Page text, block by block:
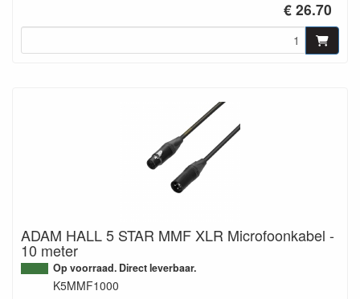
€ 26.70
ADAM HALL 5 STAR MMF XLR Microfoonkabel -
10 meter
Op voorraad. Direct leverbaar.
K5MMF1000